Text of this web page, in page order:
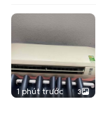
1 phút trước 3